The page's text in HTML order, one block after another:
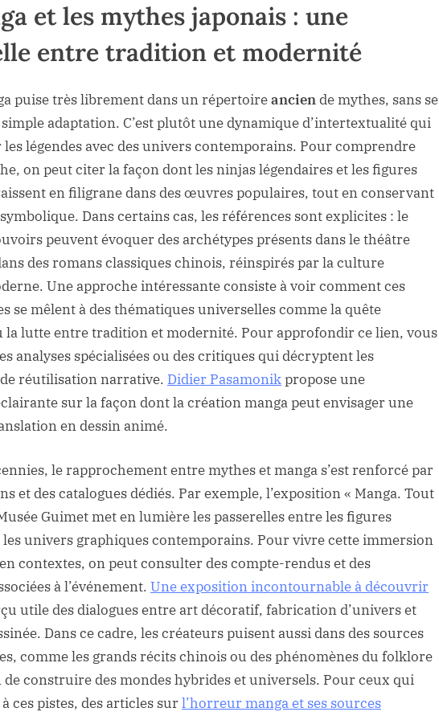
et les mythes japonais : une
entre tradition et modernité
puise très librement dans un répertoireanciende mythes, sans se
adaptation. C’est plutôt une dynamique d’intertextualité qui
légendes avec des univers contemporains. Pour comprendre
on peut citer la façon dont les ninjas légendaires et les figures
en filigrane dans des œuvres populaires, tout en conservant
Dans certains cas, les références sont explicites : le
peuvent évoquer des archétypes présents dans le théâtre
des romans classiques chinois, réinspirés par la culture
Une approche intéressante consiste à voir comment ces
se mêlent à des thématiques universelles comme la quête
la lutte entre tradition et modernité. Pour approfondir ce lien, vous
analyses spécialisées ou des critiques qui décryptent les
réutilisation narrative. Didier Pasamonikpropose une
sur la façon dont la création manga peut envisager une
en dessin animé.
le rapprochement entre mythes et manga s’est renforcé par
et des catalogues dédiés. Par exemple, l’exposition « Manga. Tout
Guimet met en lumière les passerelles entre les figures
univers graphiques contemporains. Pour vivre cette immersion
contextes, on peut consulter des compte-rendus et des
à l’événement. Une exposition incontournable à découvrir
utile des dialogues entre art décoratif, fabrication d’univers et
Dans ce cadre, les créateurs puisent aussi dans des sources
comme les grands récits chinois ou des phénomènes du folklore
construire des mondes hybrides et universels. Pour ceux qui
ces pistes, des articles surl’horreur manga et ses sources